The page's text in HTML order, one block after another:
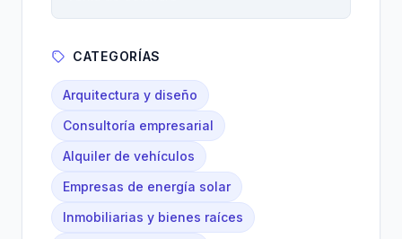
CATEGORÍAS
Arquitectura y diseño
Consultoría empresarial
Alquiler de vehículos
Empresas de energía solar
Inmobiliarias y bienes raíces